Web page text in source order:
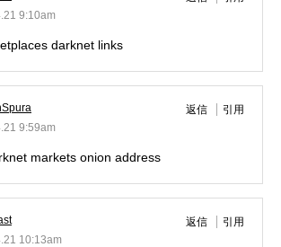
9:10am
darknet links
9:59am
返信 引用
markets onion address
10:13am
返信 引用